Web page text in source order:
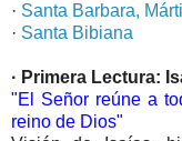
· Santa Barbara,
· Santa Bibiana
· Primera Lectura:
"El Señor reúne a
reino de Dios"